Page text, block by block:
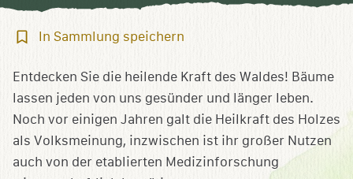
In
speichern
In Sammlung speichern
Entdecken Sie die heilende Kraft des Waldes! Bäume
lassen jeden von uns gesünder und länger leben.
Noch vor einigen Jahren galt die Heilkraft des Holzes
als Volksmeinung, inzwischen ist ihr großer Nutzen
auch von der etablierten Medizinforschung